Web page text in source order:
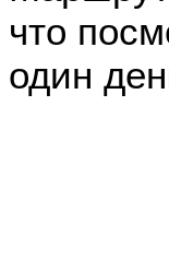
что
один